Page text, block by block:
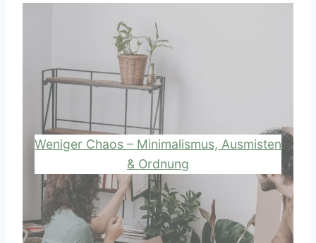
Weniger Chaos – Minimalismus, Ausmisten
& Ordnung